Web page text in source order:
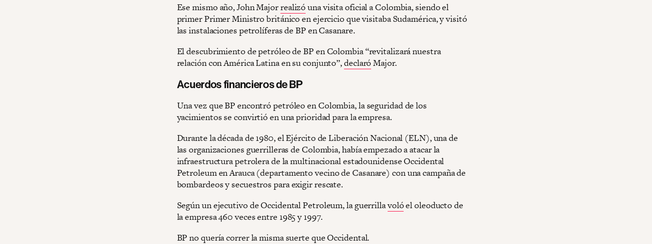
Ese mismo año, John Majorrealizóuna visita oficial a Colombia, siendo el
primer Primer Ministro británico en ejercicio que visitaba Sudamérica, y visitó
las instalaciones petrolíferas de BP en Casanare.
El descubrimiento de petróleo de BP en Colombia “revitalizará nuestra
relación con América Latina en su conjunto”,declaróMajor.
Acuerdos financieros de BP
Una vez que BP encontró petróleo en Colombia, la seguridad de los
yacimientos se convirtió en una prioridad para la empresa.
Durante la década de 1980, el Ejército de Liberación Nacional (ELN), una de
las organizaciones guerrilleras de Colombia, había empezado a atacar la
infraestructura petrolera de la multinacional estadounidense Occidental
Petroleum en Arauca (departamento vecino de Casanare) con una campaña de
bombardeos y secuestros para exigir rescate.
Según un ejecutivo de Occidental Petroleum, la guerrillavolóel oleoducto de
la empresa 460 veces entre 1985 y 1997.
BP no quería correr la misma suerte que Occidental.